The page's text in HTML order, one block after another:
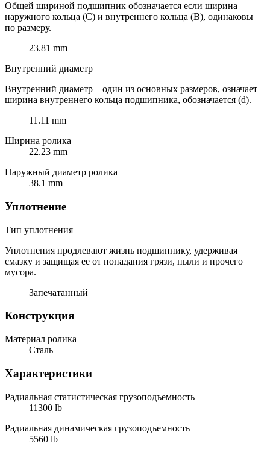
Общей шириной подшипник обозначается если ширина
наружного кольца (C) и внутреннего кольца (B), одинаковы
по размеру.
23.81 mm
Внутренний диаметр
Внутренний диаметр – один из основных размеров, означает
ширина внутреннего кольца подшипника, обозначается (d).
11.11 mm
Ширина ролика
22.23 mm
Наружный диаметр ролика
38.1 mm
Уплотнение
Тип уплотнения
Уплотнения продлевают жизнь подшипнику, удерживая
смазку и защищая ее от попадания грязи, пыли и прочего
мусора.
Запечатанный
Конструкция
Материал ролика
Сталь
Характеристики
Радиальная статистическая грузоподъемность
11300 lb
Радиальная динамическая грузоподъемность
5560 lb